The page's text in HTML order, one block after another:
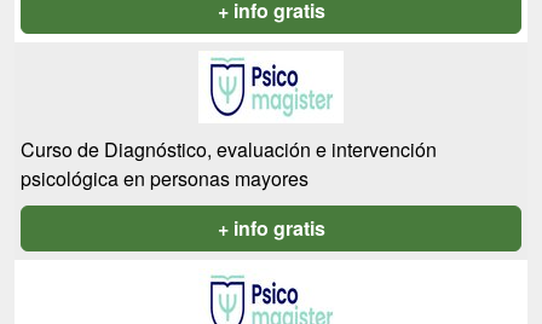
+ info gratis
Curso de Diagnóstico, evaluación e intervención
psicológica en personas mayores
+ info gratis